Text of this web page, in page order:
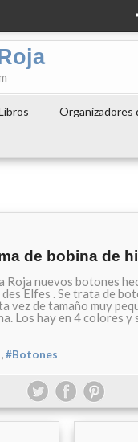
Organizadores
de bobina de
Roja nuevos botones
Elfes . Se trata de
vez de tamaño muy
Los hay en 4 colores y
,#Botones